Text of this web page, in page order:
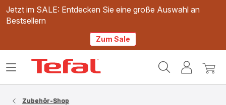
Jetzt im SALE: Entdecken Sie eine große Auswahl an
Bestsellern
Zum Sale
Mein
Mein
Das
Zubehör-Shop